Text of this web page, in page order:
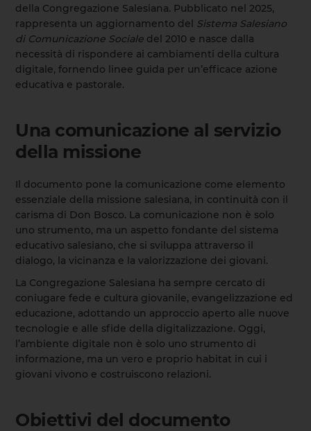
della Congregazione Salesiana. Pubblicato nel 2025,
rappresenta un aggiornamento del Sistema Salesiano
di Comunicazione Sociale del 2010 e nasce dalla
necessità di rispondere ai cambiamenti della cultura
digitale, fornendo linee guida per un’efficace azione
educativa e pastorale.
Una comunicazione al servizio
della missione
Il documento pone la comunicazione come elemento
essenziale della missione salesiana, in continuità con il
carisma di Don Bosco. La comunicazione non è solo
uno strumento, ma un aspetto fondante del sistema
educativo salesiano, che si sviluppa attraverso il
dialogo, la vicinanza e la valorizzazione dei giovani.
La Congregazione Salesiana ha sempre cercato di
coniugare fede e cultura giovanile, evangelizzazione ed
educazione, adottando un approccio aperto alle nuove
tecnologie e alle sfide della digitalizzazione. Oggi,
l’ambiente digitale non è solo uno strumento di
informazione, ma un vero e proprio habitat in cui i
giovani vivono e costruiscono relazioni.
Obiettivi del documento